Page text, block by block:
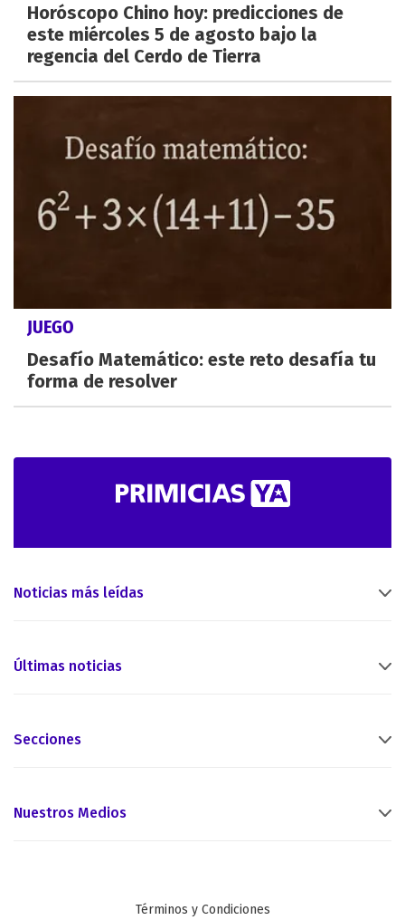
Horóscopo Chino hoy: predicciones de
este miércoles 5 de agosto bajo la
regencia del Cerdo de Tierra
JUEGO
Desafío Matemático: este reto desafía tu
forma de resolver
Noticias más leídas
Últimas noticias
Secciones
Nuestros Medios
Términos y Condiciones